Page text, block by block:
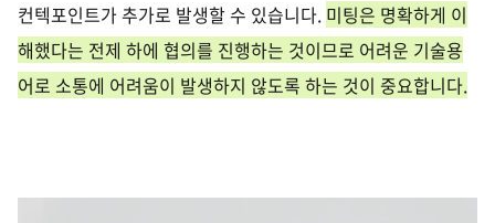
컨텍포인트가 추가로 발생할 수 있습니다. 미팅은 명확하게 이
해했다는 전제 하에 협의를 진행하는 것이므로 어려운 기술용
어로 소통에 어려움이 발생하지 않도록 하는 것이 중요합니다.